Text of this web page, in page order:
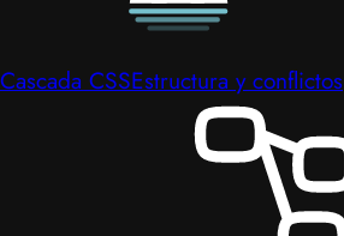
Cascada CSSEstructura y conflictos